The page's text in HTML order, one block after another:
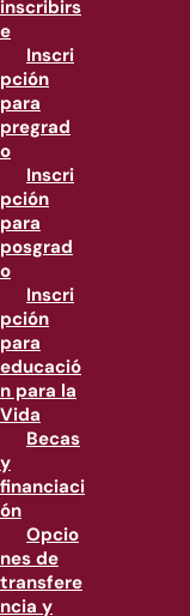
inscribirs
e
Inscri
pción
para
pregrad
o
Inscri
pción
para
posgrad
o
Inscri
pción
para
educació
n para la
Vida
Becas
y
financiaci
ón
Opcio
nes de
transfere
ncia y